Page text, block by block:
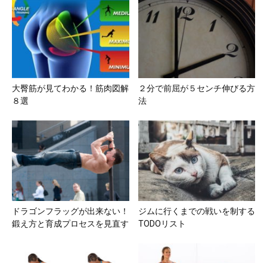
大臀筋が見てわかる！筋肉図解
８選
２分で前屈が５センチ伸びる方
法
ドラゴンフラッグが出来ない！
鍛え方と育成プロセスを見直す
ジムに行くまでの戦いを制する
TODOリスト